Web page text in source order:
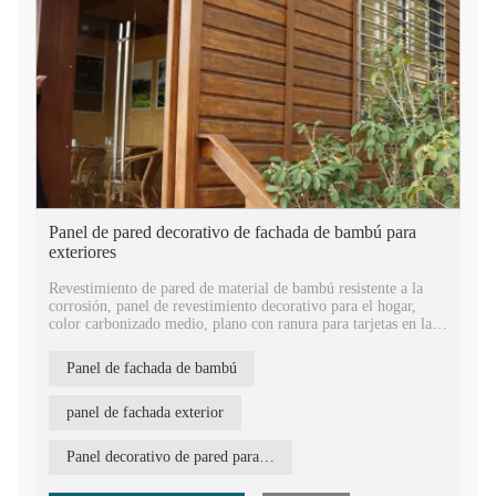
Panel de pared decorativo de fachada de bambú para
exteriores
Revestimiento de pared de material de bambú resistente a la
corrosión, panel de revestimiento decorativo para el hogar,
color carbonizado medio, plano con ranura para tarjetas en la
clips, para lucir un aspecto hermoso.
espesor, 1860 mm de largo, 140 mm de ancho, panel de pared
bambú. Los productos REBO eligen el bambú moso de rápido
crecimiento como materia prima. Durante años de
Panel de fachada de bambú
panel de fachada exterior
Panel decorativo de pared para exterior